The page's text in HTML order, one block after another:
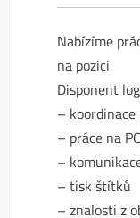
Nabízíme
na pozici
Disponent
–
– práce na PC
–
– tisk štítků
– znalosti z